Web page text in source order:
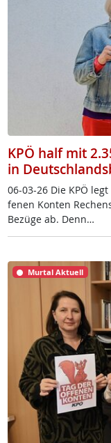
KPÖ half mit
in
06-03-26 Die KPÖ
fe­nen Kon­ten
Be­zü­ge ab. Denn…
Murtal Aktuell